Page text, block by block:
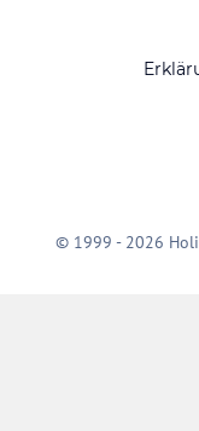
© 1999 - 2026